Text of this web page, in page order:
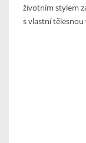
životním stylem
s vlastní